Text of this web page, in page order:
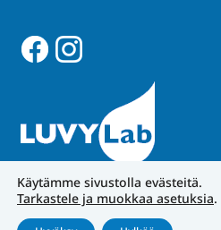
Käytämme sivustolla evästeitä.
Tarkastele ja muokkaa asetuksia.